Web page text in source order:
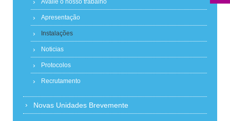
Avalie o nosso trabalho
Apresentação
Instalações
Noticias
Protocolos
Recrutamento
Novas Unidades Brevemente